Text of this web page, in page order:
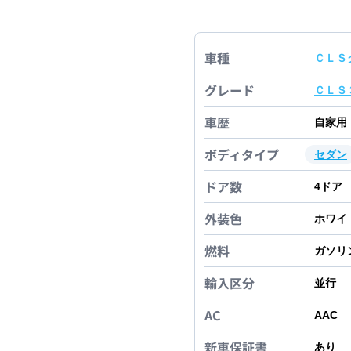
車種 ＣＬＳ
グレード ＣＬＳ
車歴 自家用
ボディタイプ セダン
ドア数 4 ドア
外装色 ホワイ
燃料 ガソリ
輸入区分 並行
AC AAC
新車保証書 あり